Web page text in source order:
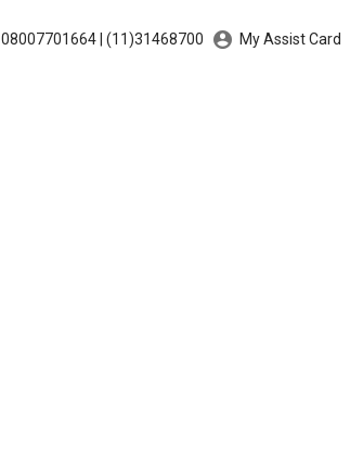
08007701664 | (11)31468700 My Assist Card